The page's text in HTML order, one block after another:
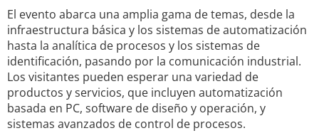
El evento abarca una amplia gama de temas, desde la
infraestructura básica y los sistemas de automatización
hasta la analítica de procesos y los sistemas de
identificación, pasando por la comunicación industrial.
Los visitantes pueden esperar una variedad de
productos y servicios, que incluyen automatización
basada en PC, software de diseño y operación, y
sistemas avanzados de control de procesos.